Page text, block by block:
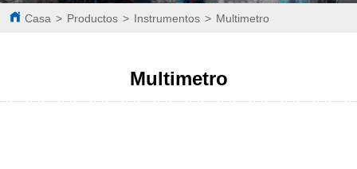
Casa > Productos > Instrumentos > Multimetro
Multimetro